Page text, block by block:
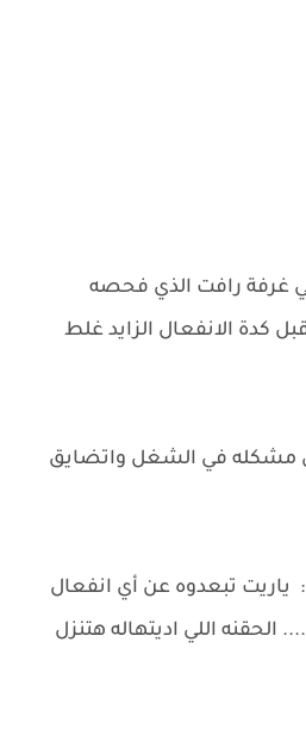
غرفة رافت الذي فحصه
كدة الانفعال الزايد غلط
في مشكله في الشغل واتضايق
ياريت تبعدوه عن أي انفعال
اللي اديتهاله هتنزل